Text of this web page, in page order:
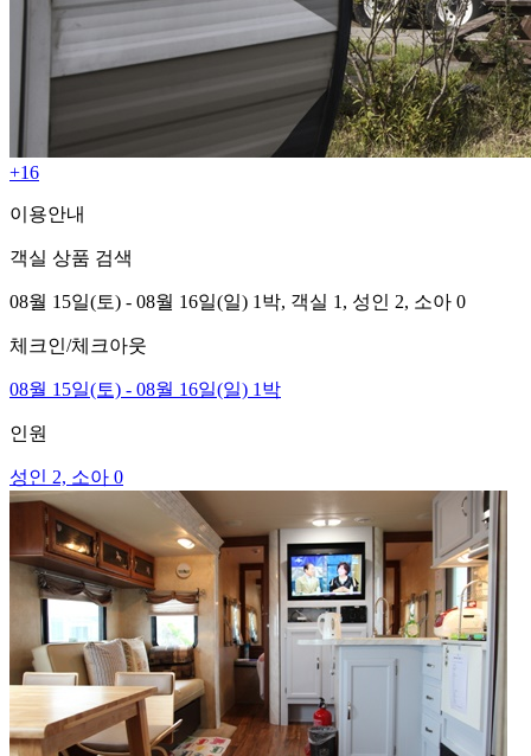
+16
이용안내
객실 상품 검색
08월 15일(토) - 08월 16일(일) 1박, 객실 1, 성인 2, 소아 0
체크인/체크아웃
08월 15일(토) - 08월 16일(일) 1박
인원
성인 2, 소아 0